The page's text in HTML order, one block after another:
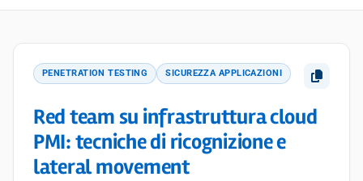
PENETRATION TESTING SICUREZZA APPLICAZIONI
Red team su infrastruttura cloud
PMI: tecniche di ricognizione e
lateral movement